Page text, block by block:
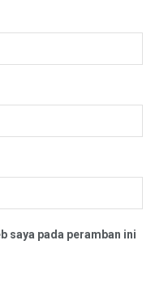
saya pada peramban ini